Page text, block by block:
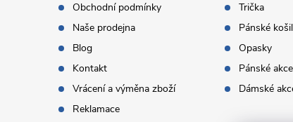
Obchodní podmínky
Naše prodejna
Blog
Kontakt
Vrácení a výměna zboží
Reklamace
Trička
Pánské
Opasky
Pánské akce
Dámské